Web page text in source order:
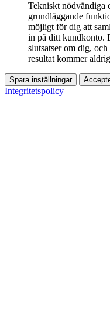
Tekniskt nödvändiga
grundläggande
möjligt för dig att
in på ditt kundkonto.
slutsatser om dig,
resultat kommer
Spara inställningar
Integritetspolicy